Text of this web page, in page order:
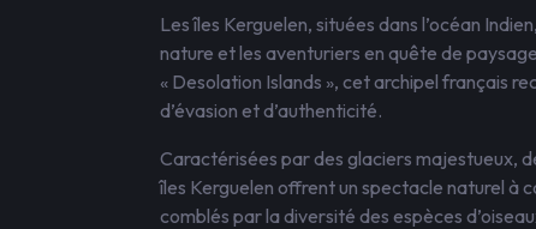
Les îles Kerguelen, situées dans l’océan
nature et les aventuriers en quête de
« Desolation Islands », cet archipel français
d’évasion et d’authenticité.
Caractérisées par des glaciers majestueux,
îles Kerguelen offrent un spectacle naturel à
comblés par la diversité des espèces